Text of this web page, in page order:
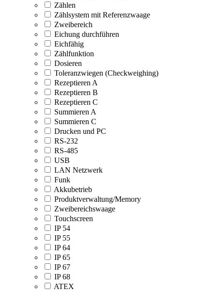
Zählen
Zählsystem mit Referenzwaage
Zweibereich
Eichung durchführen
Eichfähig
Zählfunktion
Dosieren
Toleranzwiegen (Checkweighing)
Rezeptieren A
Rezeptieren B
Rezeptieren C
Summieren A
Summieren C
Drucken und PC
RS-232
RS-485
USB
LAN Netzwerk
Funk
Akkubetrieb
Produktverwaltung/Memory
Zweibereichswaage
Touchscreen
IP 54
IP 55
IP 64
IP 65
IP 67
IP 68
ATEX